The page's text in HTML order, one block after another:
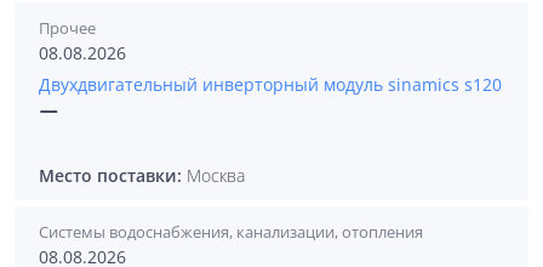
Прочее
08.08.2026
Двухдвигательный инверторный модуль sinamics s120
—
Место поставки: Москва
Системы водоснабжения, канализации, отопления
08.08.2026